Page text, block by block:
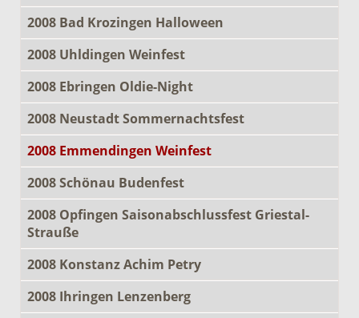
2008 Bad Krozingen Halloween
2008 Uhldingen Weinfest
2008 Ebringen Oldie-Night
2008 Neustadt Sommernachtsfest
2008 Emmendingen Weinfest
2008 Schönau Budenfest
2008 Opfingen Saisonabschlussfest Griestal-
Strauße
2008 Konstanz Achim Petry
2008 Ihringen Lenzenberg